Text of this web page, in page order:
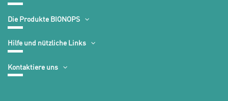
Die Produkte BIONOPS
Hilfe und nützliche Links
Kontaktiere uns